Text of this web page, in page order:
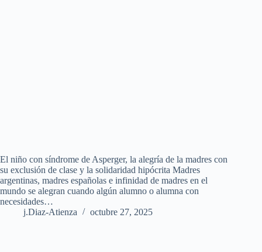
El niño con síndrome de Asperger, la alegría de la madres con
su exclusión de clase y la solidaridad hipócrita Madres
argentinas, madres españolas e infinidad de madres en el
mundo se alegran cuando algún alumno o alumna con
necesidades…
j.Diaz-Atienza
octubre 27, 2025